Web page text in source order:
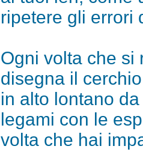
ripetere gli errori
Ogni volta che si
disegna il
in alto lontano
legami con le
volta che hai